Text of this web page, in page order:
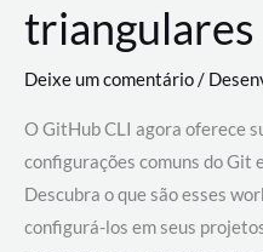
triangulares
Deixe um comentário/
O GitHub CLI agora oferece
configurações comuns do
Descubra o que são esses
configurá-los em seus